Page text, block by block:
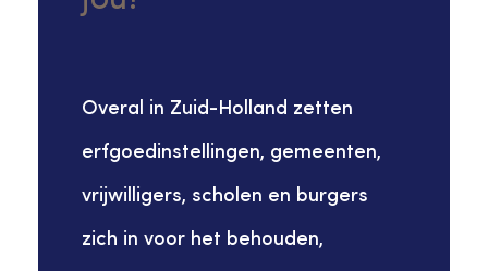
Overal in Zuid-Holland zetten
erfgoedinstellingen, gemeenten,
vrijwilligers, scholen en burgers
zich in voor het behouden,